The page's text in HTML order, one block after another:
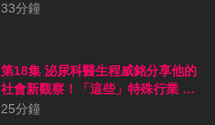
甲、拔頭髮……？哪些蛛絲馬跡透
33分鐘
第18集 泌尿科醫生程威銘分享他的
社會新觀察！「這些」特殊行業 連
黃豪平都咋舌！私密診間裡 不能說
25分鐘